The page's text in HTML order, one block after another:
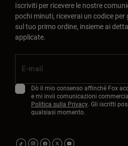
Iscriviti per ricevere le nostre
pochi minuti, riceverai un codice
sul tuo primo ordine, insieme ai
applicate.
Dò il mio consenso affinché Fox
e mi invii comunicazioni
Politica sulla Privacy. Gli iscritti
qualsiasi momento.